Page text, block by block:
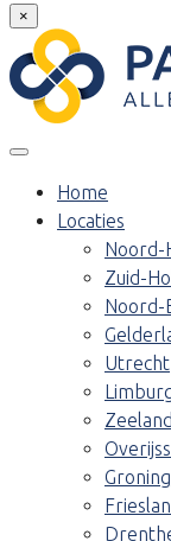
×
Home
Locaties
Noord-
Zuid-
Noord-
Utrecht
Zeeland